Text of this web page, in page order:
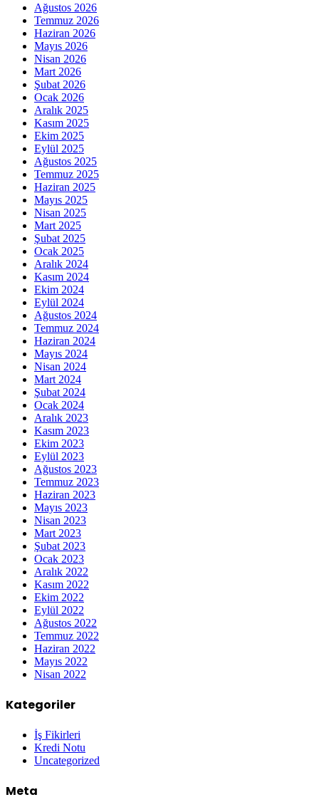
Ağustos 2026
Temmuz 2026
Haziran 2026
Mayıs 2026
Nisan 2026
Mart 2026
Şubat 2026
Ocak 2026
Aralık 2025
Kasım 2025
Ekim 2025
Eylül 2025
Ağustos 2025
Temmuz 2025
Haziran 2025
Mayıs 2025
Nisan 2025
Mart 2025
Şubat 2025
Ocak 2025
Aralık 2024
Kasım 2024
Ekim 2024
Eylül 2024
Ağustos 2024
Temmuz 2024
Haziran 2024
Mayıs 2024
Nisan 2024
Mart 2024
Şubat 2024
Ocak 2024
Aralık 2023
Kasım 2023
Ekim 2023
Eylül 2023
Ağustos 2023
Temmuz 2023
Haziran 2023
Mayıs 2023
Nisan 2023
Mart 2023
Şubat 2023
Ocak 2023
Aralık 2022
Kasım 2022
Ekim 2022
Eylül 2022
Ağustos 2022
Temmuz 2022
Haziran 2022
Mayıs 2022
Nisan 2022
Kategoriler
İş Fikirleri
Kredi Notu
Uncategorized
Meta